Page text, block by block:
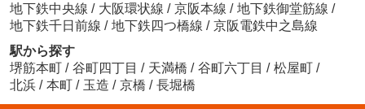
地下鉄中央線 / 大阪環状線 / 京阪本線 / 地下鉄御堂筋線 /
地下鉄千日前線 / 地下鉄四つ橋線 / 京阪電鉄中之島線
駅から探す
堺筋本町 / 谷町四丁目 / 天満橋 / 谷町六丁目 / 松屋町 /
北浜 / 本町 / 玉造 / 京橋 / 長堀橋